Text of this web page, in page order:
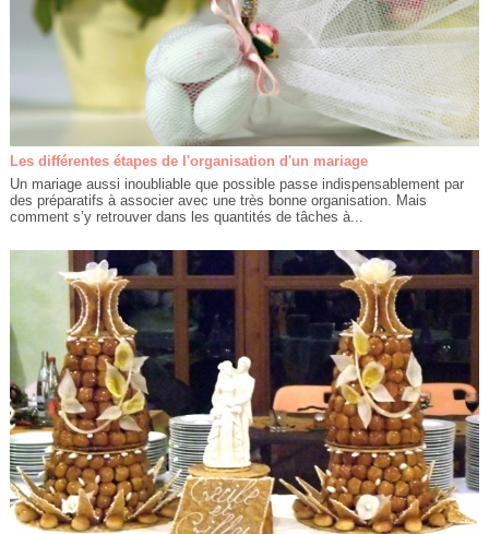
Les différentes étapes de l'organisation d'un mariage
Un mariage aussi inoubliable que possible passe indispensablement par
des préparatifs à associer avec une très bonne organisation. Mais
comment s’y retrouver dans les quantités de tâches à...